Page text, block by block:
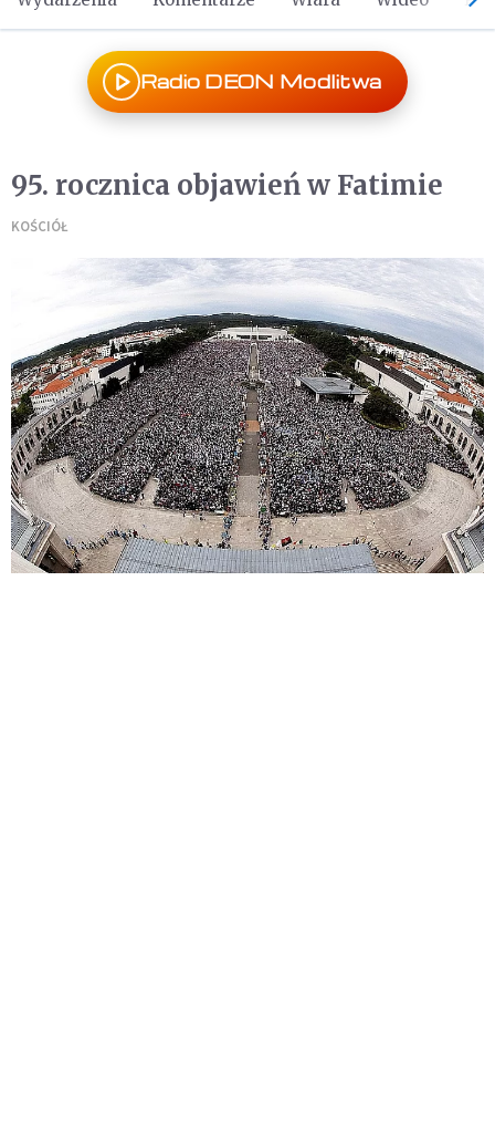
Radio DEON Modlitwa
95. rocznica objawień w Fatimie
KOŚCIÓŁ